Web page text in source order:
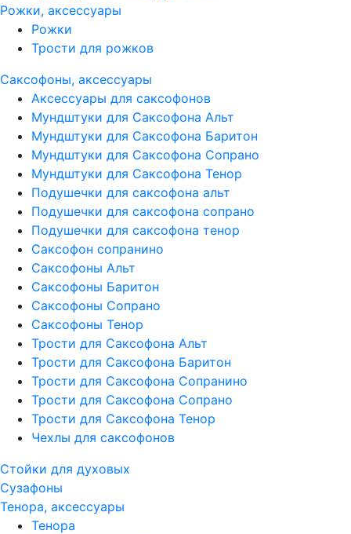
Рожки, аксессуары
Рожки
Трости для рожков
Саксофоны, аксессуары
Аксессуары для саксофонов
Мундштуки для Саксофона Альт
Мундштуки для Саксофона Баритон
Мундштуки для Саксофона Сопрано
Мундштуки для Саксофона Тенор
Подушечки для саксофона альт
Подушечки для саксофона сопрано
Подушечки для саксофона тенор
Саксофон сопранино
Саксофоны Альт
Саксофоны Баритон
Саксофоны Сопрано
Саксофоны Тенор
Трости для Саксофона Альт
Трости для Саксофона Баритон
Трости для Саксофона Сопранино
Трости для Саксофона Сопрано
Трости для Саксофона Тенор
Чехлы для саксофонов
Стойки для духовых
Сузафоны
Тенора, аксессуары
Тенора